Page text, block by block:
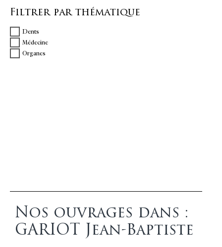
Filtrer par thématique
Dents
Médecine
Organes
Nos ouvrages dans :
GARIOT Jean-Baptiste